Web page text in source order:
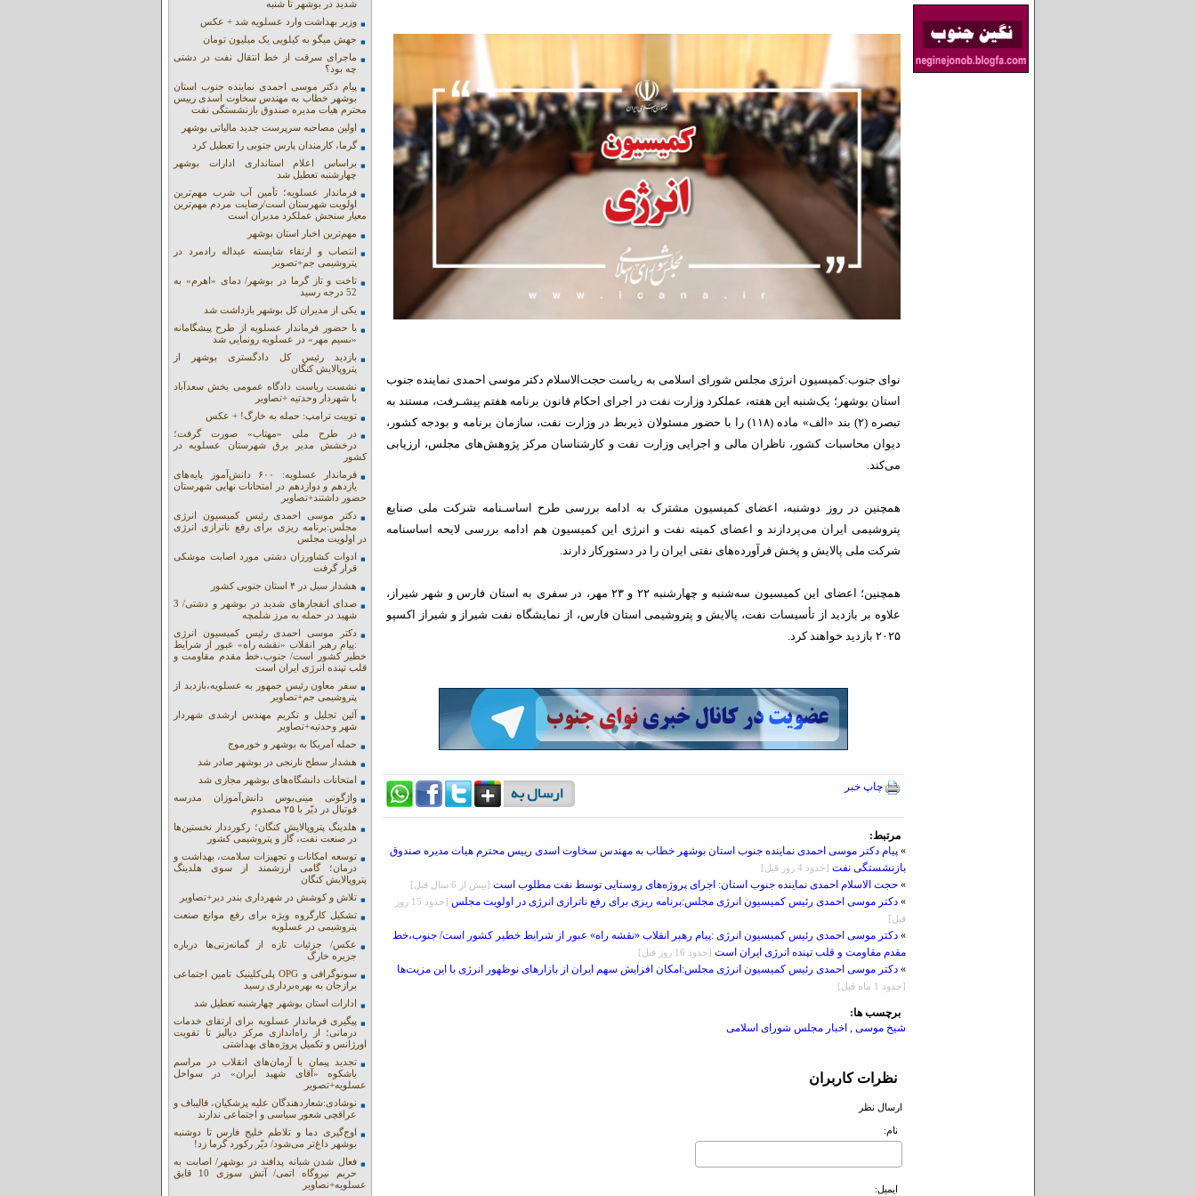
نوای جنوب:کمیسیون انرژی مجلس شورای اسلامی به ریاست حجت‌الاسلام دکتر موسی احمدی نماینده جنوب
استان بوشهر؛ یک‌شنبه این هفته، عملکرد وزارت نفت در اجرای احکام قانون برنامه هفتم پیشـرفت، مستند به
تبصره (۲) بند «الف» ماده (۱۱۸) را با حضور مسئولان ذیربط در وزارت نفت، سازمان برنامه و بودجه کشور،
دیوان محاسبات کشور، ناظران مالی و اجرایی وزارت نفت و کارشناسان مرکز پژوهش‌های مجلس، ارزیابی
می‌کند.
همچنین در روز دوشنبه، اعضای کمیسیون مشترک به ادامه بررسی طرح اساسـنامه شرکت ملی صنایع
پتروشیمی ایران می‌پردازند و اعضای کمیته نفت و انرژی این کمیسیون هم ادامه بررسی لایحه اساسنامه
شرکت ملی پالایش و پخش فرآورده‌های نفتی ایران را در دستورکار دارند.
همچنین؛ اعضای این کمیسیون سه‌شنبه و چهارشنبه ۲۲ و ۲۳ مهر، در سفری به استان فارس و شهر شیراز،
علاوه بر بازدید از تأسیسات نفت، پالایش و پتروشیمی استان فارس، از نمایشگاه نفت شیراز و شیراز اکسپو
۲۰۲۵ بازدید خواهند کرد.
چاپ خبر
مرتبط:
» پیام دکتر موسی احمدی نماینده جنوب استان بوشهر خطاب به مهندس سخاوت اسدی رییس محترم هیات مدیره صندوق
بازنشستگی نفت [حدود 4 روز قبل]
» حجت الاسلام احمدی نماینده جنوب استان: اجرای پروژه‌های روستایی توسط نفت مطلوب است [بيش از 6 سال قبل]
» دکتر موسی احمدی رئیس کمیسیون انرژی مجلس:برنامه ریزی برای رفع ناترازی انرژی در اولویت مجلس
[حدود 15 روز
قبل]
» دکتر موسی احمدی رئیس کمیسیون انرژی :پیام رهبر انقلاب «نقشه راه» عبور از شرایط خطیر کشور است/ جنوب،خط
مقدم مقاومت و قلب تپنده انرژی ایران است [حدود 16 روز قبل]
» دکتر موسی احمدی رئیس کمیسیون انرژی مجلس:امکان افزایش سهم ایران از بازارهای نوظهور انرژی با این مزیت‌ها
[حدود 1 ماه قبل]
برچسب ها:
شیخ موسی
اخبار مجلس شورای اسلامی
نظرات کاربران
ارسال نظر
نام:
ايميل:
شدید در بوشهر تا شنبه
وزیر بهداشت وارد عسلویه شد + عکس
جهش میگو به کیلویی یک میلیون تومان
ماجرای سرقت از خط انتقال نفت در دشتی
چه بود؟
پیام دکتر موسی احمدی نماینده جنوب استان
بوشهر خطاب به مهندس سخاوت اسدی رییس
محترم هیات مدیره صندوق بازنشستگی نفت
اولین مصاحبه سرپرست جدید مالیاتی بوشهر
گرما، کارمندان پارس جنوبی را تعطیل کرد
براساس اعلام استانداری ادارات بوشهر
چهارشنبه تعطیل شد
فرماندار عسلویه؛ تأمین آب شرب مهم‌ترین
اولویت شهرستان است/رضایت مردم مهم‌ترین
معیار سنجش عملکرد مدیران است
مهم‌ترین اخبار استان بوشهر
انتصاب و ارتقاء شایسته عبداله رادمرد در
پتروشیمی جم+تصویر
تاخت و تاز گرما در بوشهر/ دمای «اهرم» به
52 درجه رسید
یکی از مدیران کل بوشهر بازداشت شد
با حضور فرماندار عسلویه از طرح پیشگامانه
«نسیم مهر» در عسلویه رونمایی شد
بازدید رئیس کل دادگستری بوشهر از
پتروپالایش کنگان
نشست ریاست دادگاه عمومی بخش سعدآباد
با شهردار وحدتیه +تصاویر
توییت ترامپ: حمله به خارگ! + عکس
در طرح ملی «مهتاب» صورت گرفت؛
درخشش مدیر برق شهرستان عسلویه در
کشور
فرماندار عسلویه: ۶۰۰ دانش‌آموز پایه‌های
یازدهم و دوازدهم در امتحانات نهایی شهرستان
حضور داشتند+تصاویر
دکتر موسی احمدی رئیس کمیسیون انرژی
مجلس:برنامه ریزی برای رفع ناترازی انرژی
در اولویت مجلس
ادوات کشاورزان دشتی مورد اصابت موشکی
قرار گرفت
هشدار سیل در ۴ استان جنوبی کشور
صدای انفجارهای شدید در بوشهر و دشتی/ 3
شهید در حمله به مرز شلمچه
دکتر موسی احمدی رئیس کمیسیون انرژی
:پیام رهبر انقلاب «نقشه راه» عبور از شرایط
خطیر کشور است/ جنوب،خط مقدم مقاومت و
قلب تپنده انرژی ایران است
سفر معاون رئیس جمهور به عسلویه،بازدید از
پتروشیمی جم+تصاویر
آئین تجلیل و تکریم مهندس ارشدی شهردار
شهر وحدتیه+تصاویر
حمله آمریکا به بوشهر و خورموج
هشدار سطح نارنجی در بوشهر صادر شد
امتحانات دانشگاه‌های بوشهر مجازی شد
واژگونی مینی‌بوس دانش‌آموزان مدرسه
فوتبال در دیّر با ۲۵ مصدوم
هلدینگ پتروپالایش کنگان؛ رکورددار نخستین‌ها
در صنعت نفت، گاز و پتروشیمی کشور
توسعه امکانات و تجهیزات سلامت، بهداشت و
درمان؛ گامی ارزشمند از سوی هلدینگ
پتروپالایش کنگان
تلاش و کوشش در شهرداری بندر دیر+تصاویر
تشکیل کارگروه ویژه برای رفع موانع صنعت
پتروشیمی در عسلویه
عکس/ جزئیات تازه از گمانه‌زنی‌ها درباره
جزیره خارگ
سونوگرافی و OPG پلی‌کلینیک تامین اجتماعی
برازجان به بهره‌برداری رسید
ادارات استان بوشهر چهارشنبه تعطیل شد
پیگیری فرماندار عسلویه برای ارتقای خدمات
درمانی؛ از راه‌اندازی مرکز دیالیز تا تقویت
اورژانس و تکمیل پروژه‌های بهداشتی
تجدید پیمان با آرمان‌های انقلاب در مراسم
باشکوه «آقای شهید ایران» در سواحل
عسلویه+تصویر
نوشادی:شعاردهندگان علیه پزشکیان، قالیباف و
عراقچی شعور سیاسی و اجتماعی ندارند
اوج‌گیری دما و تلاطم خلیج فارس تا دوشنبه
بوشهر داغ‌تر می‌شود/ دیّر رکورد گرما زد!
فعال شدن شبانه پدافند در بوشهر/ اصابت به
حریم نیروگاه اتمی/ آتش سوزی 10 قایق
عسلویه+نصاویر